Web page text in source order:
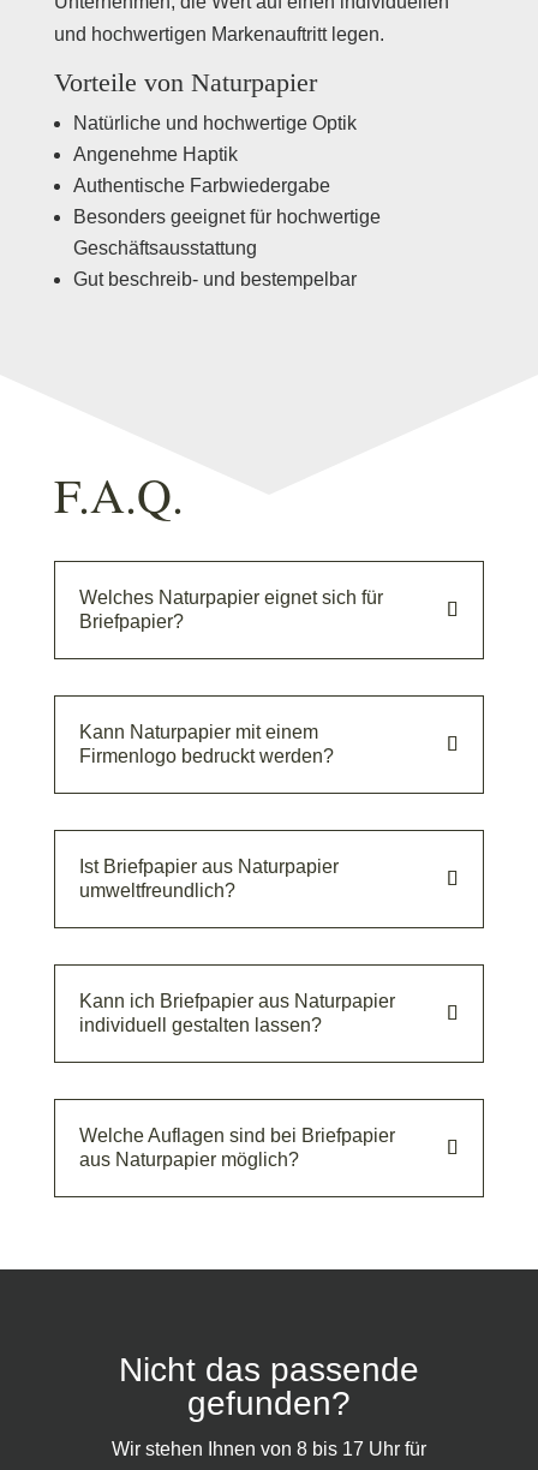
und hochwertigen Markenauftritt legen.
Vorteile von Naturpapier
Natürliche und hochwertige Optik
Angenehme Haptik
Authentische Farbwiedergabe
Besonders geeignet für hochwertige
Geschäftsausstattung
Gut beschreib- und bestempelbar
F.A.Q.
Welches Naturpapier eignet sich für
Briefpapier?
Kann Naturpapier mit einem
Firmenlogo bedruckt werden?
Ist Briefpapier aus Naturpapier
umweltfreundlich?
Kann ich Briefpapier aus Naturpapier
individuell gestalten lassen?
Welche Auflagen sind bei Briefpapier
aus Naturpapier möglich?
Nicht das passende
gefunden?
Wir stehen Ihnen von 8 bis 17 Uhr für